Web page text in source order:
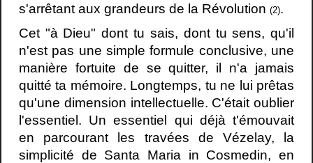
s'arrêtant aux grandeurs de la Révolution (2).
Cet "à Dieu" dont tu sais, dont tu sens, qu'il
n'est pas une simple formule conclusive, une
manière fortuite de se quitter, il n'a jamais
quitté ta mémoire. Longtemps, tu ne lui prêtas
qu'une dimension intellectuelle. C'était oublier
l'essentiel. Un essentiel qui déjà t'émouvait
en parcourant les travées de Vézelay, la
simplicité de Santa Maria in Cosmedin, en